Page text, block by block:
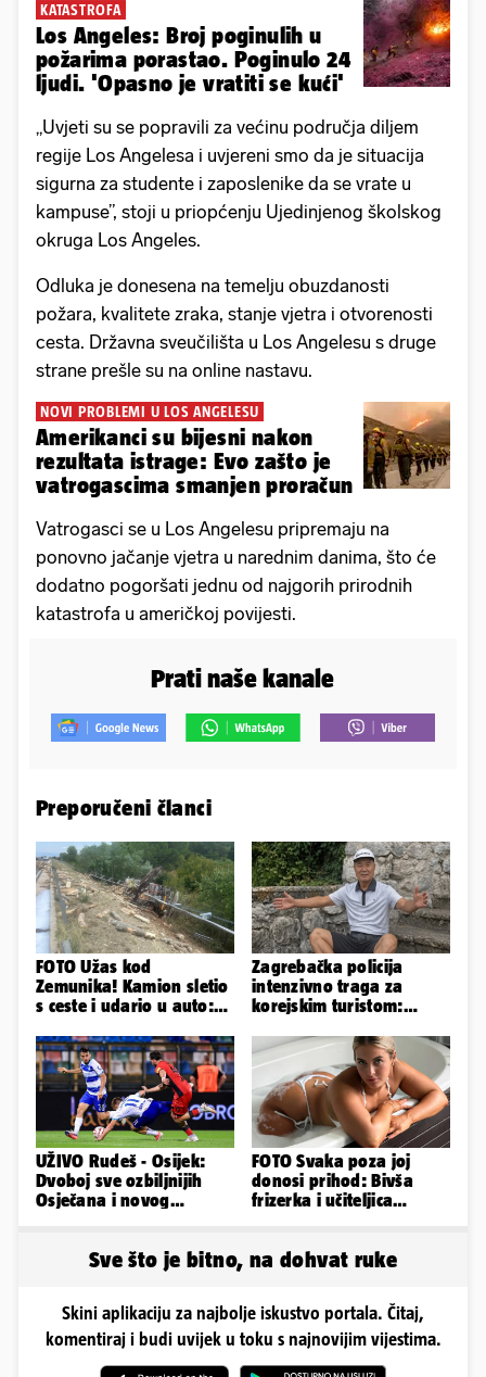
KATASTROFA
Los Angeles: Broj poginulih u
požarima porastao. Poginulo 24
ljudi. 'Opasno je vratiti se kući'
„Uvjeti su se popravili za većinu područja diljem
regije Los Angelesa i uvjereni smo da je situacija
sigurna za studente i zaposlenike da se vrate u
kampuse”, stoji u priopćenju Ujedinjenog školskog
okruga Los Angeles.
Odluka je donesena na temelju obuzdanosti
požara, kvalitete zraka, stanje vjetra i otvorenosti
cesta. Državna sveučilišta u Los Angelesu s druge
strane prešle su na online nastavu.
NOVI PROBLEMI U LOS ANGELESU
Amerikanci su bijesni nakon
rezultata istrage: Evo zašto je
vatrogascima smanjen proračun
Vatrogasci se u Los Angelesu pripremaju na
ponovno jačanje vjetra u narednim danima, što će
dodatno pogoršati jednu od najgorih prirodnih
katastrofa u američkoj povijesti.
Prati naše kanale
Preporučeni članci
FOTO Užas kod
Zemunika! Kamion sletio
s ceste i udario u auto:
Zagrebačka policija
intenzivno traga za
korejskim turistom:
Sesvetama
UŽIVO Rudeš - Osijek:
Dvoboj sve ozbiljnijih
Osječana i novog
FOTO Svaka poza joj
donosi prihod: Bivša
frizerka i učiteljica
Sve što je bitno, na dohvat ruke
Skini aplikaciju za najbolje iskustvo portala. Čitaj,
komentiraj i budi uvijek u toku s najnovijim vijestima.